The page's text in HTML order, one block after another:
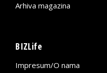
Arhiva magazina
BIZLife
Impresum/O nama